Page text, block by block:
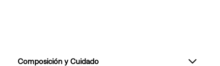
Composición y Cuidado